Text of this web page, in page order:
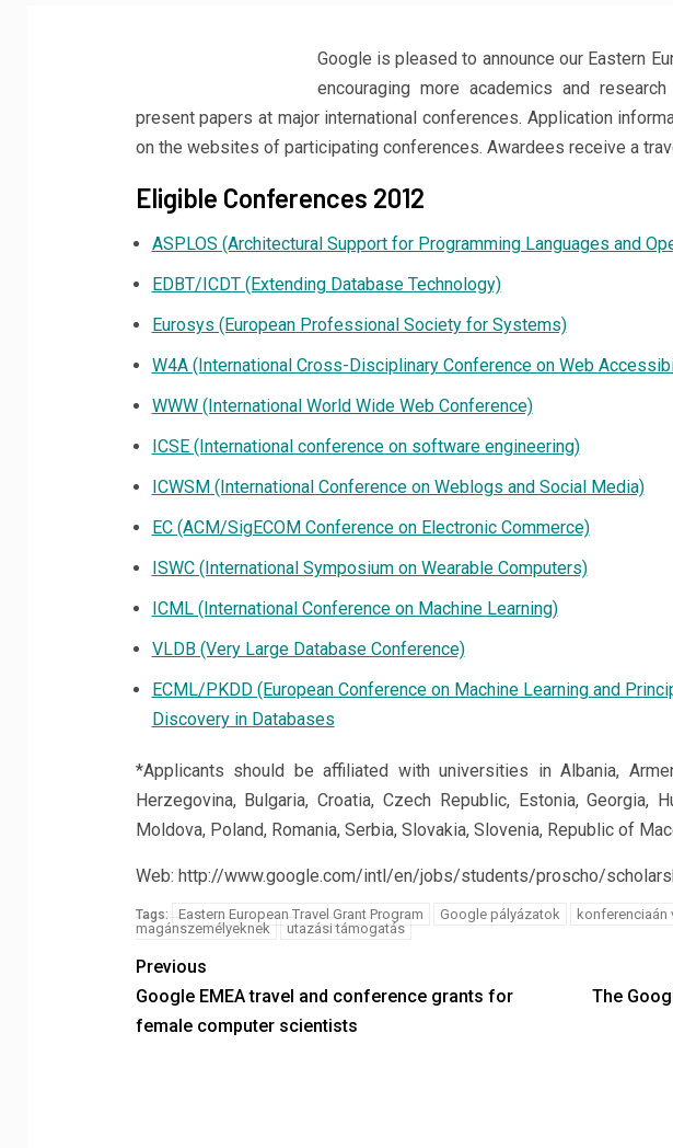
Google is pleased to announce our Eastern
encouraging more academics and
present papers at major international conferences. Application
on the websites of participating conferences. Awardees receive a
Eligible Conferences 2012
ASPLOS (Architectural Support for Programming Languages and
EDBT/ICDT (Extending Database Technology)
Eurosys (European Professional Society for Systems)
W4A (International Cross-Disciplinary Conference on Web
WWW (International World Wide Web Conference)
ICSE (International conference on software engineering)
ICWSM (International Conference on Weblogs and Social Media)
EC (ACM/SigECOM Conference on Electronic Commerce)
ISWC (International Symposium on Wearable Computers)
ICML (International Conference on Machine Learning)
VLDB (Very Large Database Conference)
ECML/PKDD (European Conference on Machine Learning and
Discovery in Databases
*Applicants should be affiliated with universities in Albania,
Herzegovina, Bulgaria, Croatia, Czech Republic, Estonia, Georgia,
Moldova, Poland, Romania, Serbia, Slovakia, Slovenia, Republic of
Web: http://www.google.com/intl/en/jobs/students/proscho/
Tags: Eastern European Travel Grant Program Google pályázatok konferenciaán
magánszemélyeknek
utazási támogatás
Previous
Google EMEA travel and conference grants for
female computer scientists
The